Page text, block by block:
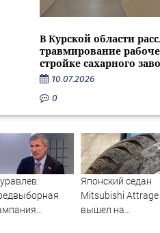
В Курской области
травмирование
стройке сахарного
10.07.2026
0
Японский седан
Mitsubishi Attrage
вышел на